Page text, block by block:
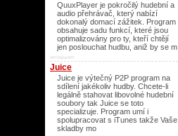
QuuxPlayer je pokročilý hudební a
audio přehrávač, který nabízí
dokonalý domací zážitek. Program
obsahuje sadu funkcí, které jsou
optimalizovány pro ty, kteří chtějí
jen poslouchat hudbu, aniž by se m
XP/Vista/XP/
Juice
Juice je výtečný P2P program na
sdílení jakékoliv hudby. Chcete-li
legálně stahovat libovolné hudební
soubory tak Juice se toto
specializuje. Program umí i
spolupracovat s iTunes takže Vaše
skladby mo